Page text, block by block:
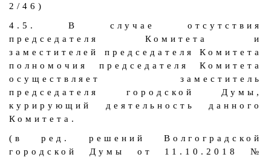
2/46)
4.5. В случае отсутствия
председателя Комитета и
заместителей председателя Комитета
полномочия председателя Комитета
осуществляет заместитель
председателя городской Думы,
курирующий деятельность данного
Комитета.
(в ред. решений Волгоградской
городской Думы от 11.10.2018 №